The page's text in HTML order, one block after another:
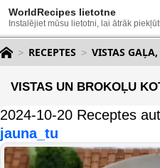
WorldRecipes lietotne
Instalējiet mūsu lietotni, lai ātrāk
RECEPTES VISTAS
VISTAS UN BROKOĻU
2024-10-20 Receptes
jauna_tu